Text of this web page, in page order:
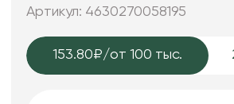
Артикул: 4630270058195
153.80₽/от 100 тыс.